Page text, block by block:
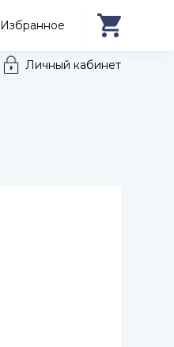
Избранное
Личный кабинет